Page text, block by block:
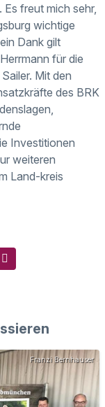
freut mich sehr,
wichtige
Dank gilt
für die
Mit den
des BRK
Investitionen
weiteren
Land-kreis
Franzi Bernhauser